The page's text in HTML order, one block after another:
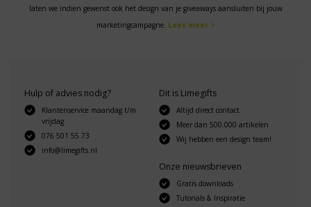
laten we indien gewenst ook het design van je giveaways aansluiten bij jouw
marketingcampagne. Lees meer >
Hulp of advies nodig?
Klantenservice maandag t/m
vrijdag
076 501 55 73
info@limegifts.nl
Dit is Limegifts
Altijd direct contact
Meer dan 500.000 artikelen
Wij hebben een design team!
Onze nieuwsbrieven
Gratis downloads
Tutorials & Inspiratie